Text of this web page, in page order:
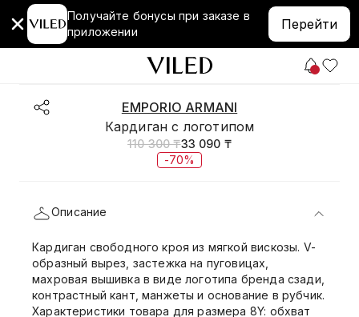
Получайте бонусы при заказе в
приложении
Перейти
EMPORIO ARMANI
Кардиган с логотипом
110 300 ₸33 090 ₸
-70%
Описание
Кардиган свободного кроя из мягкой вискозы. V-
образный вырез, застежка на пуговицах,
махровая вышивка в виде логотипа бренда сзади,
контрастный кант, манжеты и основание в рубчик.
Характеристики товара для размера 8Y: обхват